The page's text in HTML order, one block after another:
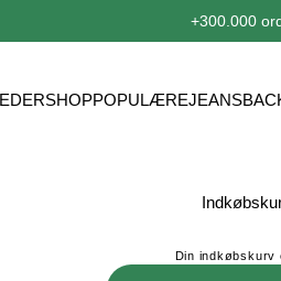
+300.000
SHOPPOPULÆREJEANS
Din indkøbskurv